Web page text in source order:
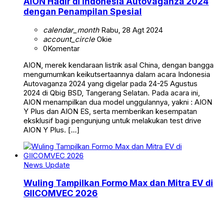
dengan Penampilan Spesial
calendar_monthRabu, 28 Agt 2024
account_circleOkie
0Komentar
AION, merek kendaraan listrik asal China, dengan bangga
mengumumkan keikutsertaannya dalam acara Indonesia
Autovaganza 2024 yang digelar pada 24-25 Agustus
2024 di Qbig BSD, Tangerang Selatan. Pada acara ini,
AION menampilkan dua model unggulannya, yakni : AION
Y Plus dan AION ES, serta memberikan kesempatan
eksklusif bagi pengunjung untuk melakukan test drive
AION Y Plus. […]
News Update
Wuling Tampilkan Formo Max dan Mitra EV di
GIICOMVEC 2026